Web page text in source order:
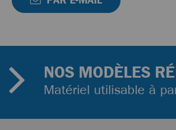
NOS MODÈLES
Matériel utilisable à